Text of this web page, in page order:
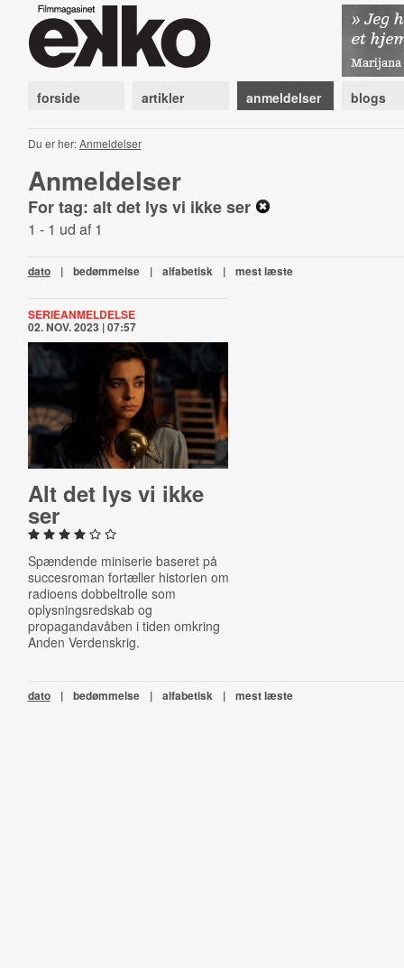
forside artikler anmeldelser blogs
Du er her:Anmeldelser
Anmeldelser
For tag: alt det lys vi ikke ser
1 - 1 ud af 1
dato | bedømmelse | alfabetisk | mest læste
SERIEANMELDELSE
02. NOV. 2023 | 07:57
Alt det lys vi ikke
ser
Spændende miniserie baseret på
succesroman fortæller historien om
radioens dobbeltrolle som
oplysningsredskab og
propagandavåben i tiden omkring
Anden Verdenskrig.
dato | bedømmelse | alfabetisk | mest læste